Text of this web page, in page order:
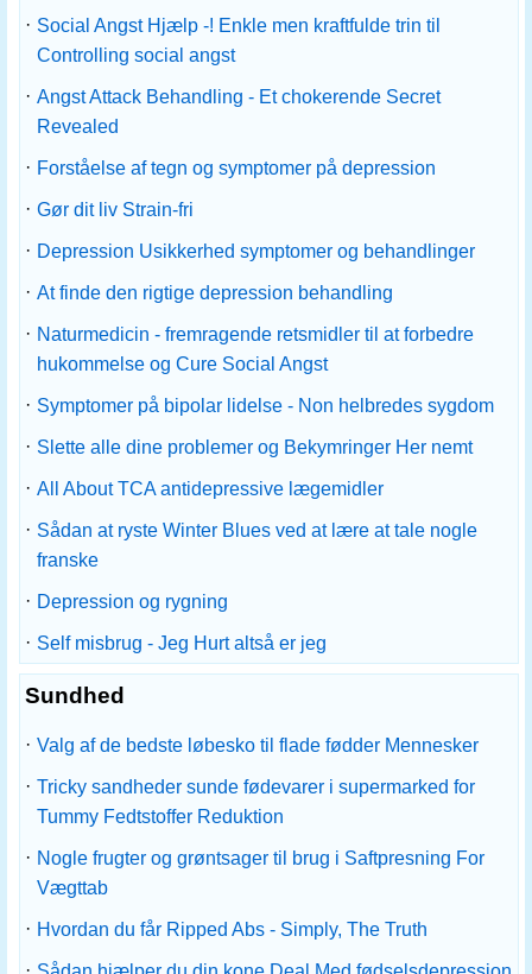
· Social Angst Hjælp -! Enkle men kraftfulde trin til
Controlling social angst
· Angst Attack Behandling - Et chokerende Secret
Revealed
· Forståelse af tegn og symptomer på depression
· Gør dit liv Strain-fri
· Depression Usikkerhed symptomer og behandlinger
· At finde den rigtige depression behandling
· Naturmedicin - fremragende retsmidler til at forbedre
hukommelse og Cure Social Angst
· Symptomer på bipolar lidelse - Non helbredes sygdom
· Slette alle dine problemer og Bekymringer Her nemt
· All About TCA antidepressive lægemidler
· Sådan at ryste Winter Blues ved at lære at tale nogle
franske
· Depression og rygning
· Self misbrug - Jeg Hurt altså er jeg
Sundhed
· Valg af de bedste løbesko til flade fødder Mennesker
· Tricky sandheder sunde fødevarer i supermarked for
Tummy Fedtstoffer Reduktion
· Nogle frugter og grøntsager til brug i Saftpresning For
Vægttab
· Hvordan du får Ripped Abs - Simply, The Truth
·